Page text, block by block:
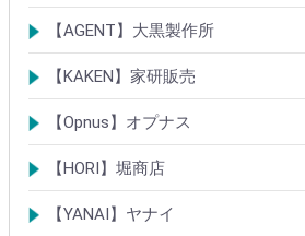
SEPA/HDSシリンダー
SEPA・AGE・GIAロック製品
【AGENT】大黒製作所
LSシリンダー
錠・ロック製品
【KAKEN】家研販売
ベルウェーブキー
ロック製品
【Opnus】オプナス
シリンダー
ロック製品
【HORI】堀商店
シリンダー
錠・ロック製品
【YANAI】ヤナイ